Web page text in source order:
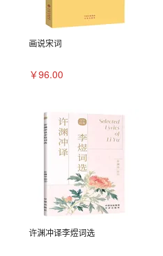
画说宋词
￥96.00
许渊冲译李煜词选